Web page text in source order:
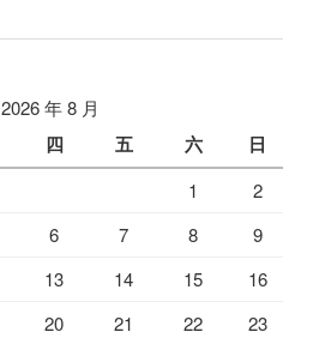
2026 年 8 月
四 五 六 日
1
2
6 7 8
9
13 14 15
16
20 21 22
23